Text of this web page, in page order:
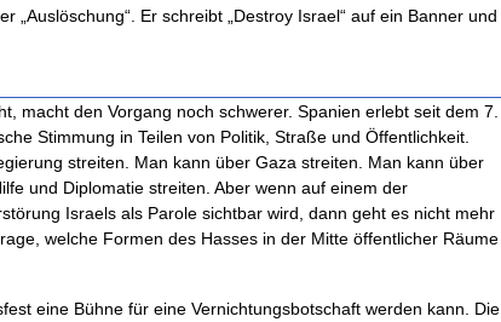
„Auslöschung“. Er schreibt „Destroy Israel“ auf ein Banner und
macht den Vorgang noch schwerer. Spanien erlebt seit dem 7.
Stimmung in Teilen von Politik, Straße und Öffentlichkeit.
streiten. Man kann über Gaza streiten. Man kann über
und Diplomatie streiten. Aber wenn auf einem der
Israels als Parole sichtbar wird, dann geht es nicht mehr
welche Formen des Hasses in der Mitte öffentlicher Räume
eine Bühne für eine Vernichtungsbotschaft werden kann. Die